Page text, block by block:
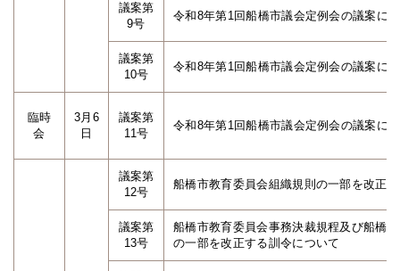
議案第
9号
令和8年第1回船橋市議会定例会の議案に
議案第
10号
令和8年第1回船橋市議会定例会の議案に
臨時
会
3月6
日
議案第
11号
令和8年第1回船橋市議会定例会の議案に
議案第
12号
船橋市教育委員会組織規則の一部を改正
議案第
13号
船橋市教育委員会事務決裁規程及び船橋
の一部を改正する訓令について